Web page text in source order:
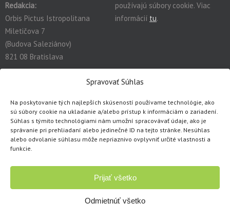
Spravovať Súhlas
Na poskytovanie tých najlepších skúseností používame technológie, ako
sú súbory cookie na ukladanie a/alebo prístup k informáciám o zariadení.
Súhlas s týmito technológiami nám umožní spracovávať údaje, ako je
správanie pri prehliadaní alebo jedinečné ID na tejto stránke. Nesúhlas
alebo odvolanie súhlasu môže nepriaznivo ovplyvniť určité vlastnosti a
funkcie.
Prijať všetko
Odmietnúť všetko
Redakcia:
Orbis Pictus Istropolitana
Miletičova 7
(Budova Saleziánov)
821 08 Bratislava
používajú súbory cookie. Viac
informácií tu.
Podrobnú dokumentáciu a návody na prácu s E-učebnicami
nájdete tu:https://orbispictus.sk/vyuka-co-naje-fektivnejsie-s-e-
ucebnicami/.
V prípade problémov s e-učebnicami alebo licenciami, prosím
Copyright © 1991 - 2026 Orbis Pictus Istropolitana, spol. s r.o.